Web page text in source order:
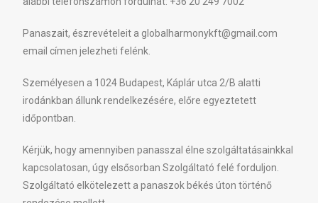
Panaszait, észrevételeit a globalharmonykft@gmail.com
email címen jelezheti felénk.
Személyesen a 1024 Budapest, Káplár utca 2/B alatti
irodánkban állunk rendelkezésére, előre egyeztetett
időpontban.
Kérjük, hogy amennyiben panasszal élne szolgáltatásainkkal
kapcsolatosan, úgy elsősorban Szolgáltató felé forduljon.
Szolgáltató elkötelezett a panaszok békés úton történő